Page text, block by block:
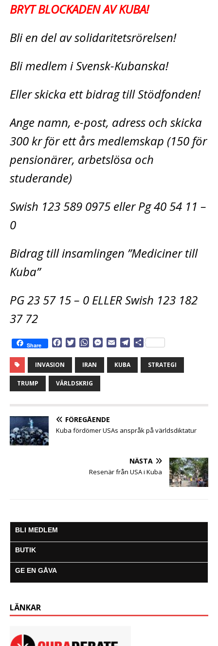
BRYT BLOCKADEN AV KUBA!
Bli en del av solidaritetsrörelsen!
Bli medlem i Svensk-Kubanska!
Eller skicka ett bidrag till Stödfonden!
Ange namn, e-post, adress och skicka
300 kr för ett års medlemskap (150 för
pensionärer, arbetslösa och
studerande)
Swish 123 589 0975 eller Pg 40 54 11 –
0
Bidrag till insamlingen ”Mediciner till
Kuba”
PG 23 57 15 – 0 ELLER Swish 123 182
37 72
Share
c
e
b
o
t
t
e
W
a
t
s
A
M
s
r
a
i
e
D
a
INVASION IRAN KUBA STRATEGI
TRUMP VÄRLDSKRIG
FÖREGÅENDE
Kuba fördömer USAs anspråk på världsdiktatur
NÄSTA
Resenär från USA i Kuba
BLI MEDLEM
BUTIK
GE EN GÅVA
LÄNKAR